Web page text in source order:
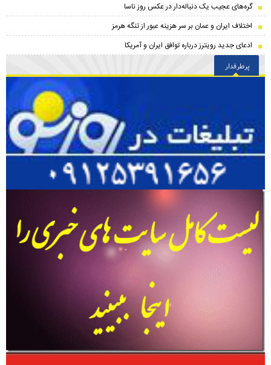
گره‌های عجیب یک دنباله‌دار در عکس روز ناسا
اختلاف ایران و عمان بر سر هزینه عبور از تنگه هرمز
ادعای جدید رویترز درباره توافق ایران و آمریکا
پرطرفدار